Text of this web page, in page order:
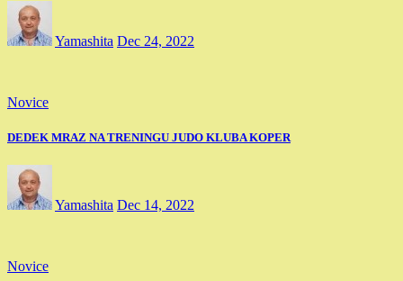
Yamashita Dec 24, 2022
Novice
DEDEK MRAZ NA TRENINGU JUDO KLUBA KOPER
Yamashita Dec 14, 2022
Novice